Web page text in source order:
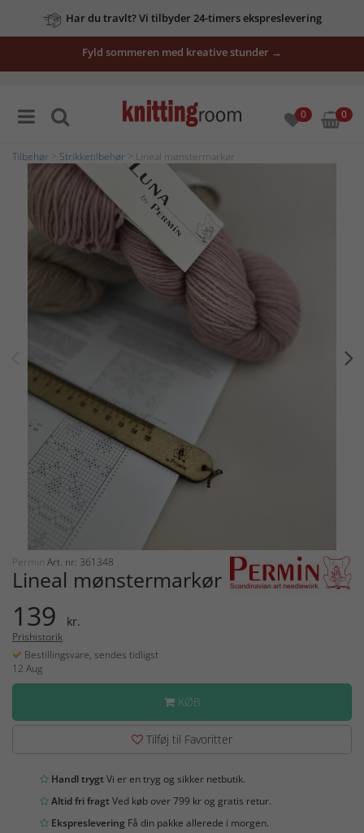
Har du travlt? Vi tilbyder 24-timers ekspreslevering
Fyld sommeren med kreative stunder →
0 0
Tilbehør Strikketilbehør > Lineal mønstermarkør
Permin Art. nr: 361348
Lineal mønstermarkør
139 kr.
Prishistorik
Bestillingsvare, sendes tidligst
12 Aug
KØB
Tilføj til Favoritter
Handl trygtVi er en tryg og sikker netbutik.
Altid fri fragtVed køb over 799 kr og gratis retur.
Ekspreslevering Få din pakke allerede i morgen.